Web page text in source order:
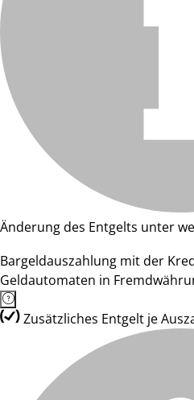
Änderung des Entgelts unter
Bargeldauszahlung mit der
Geldautomaten in
Zusätzliches Entgelt je